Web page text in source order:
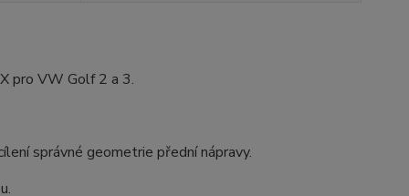
pro VW Golf 2 a 3.
správné geometrie přední nápravy.